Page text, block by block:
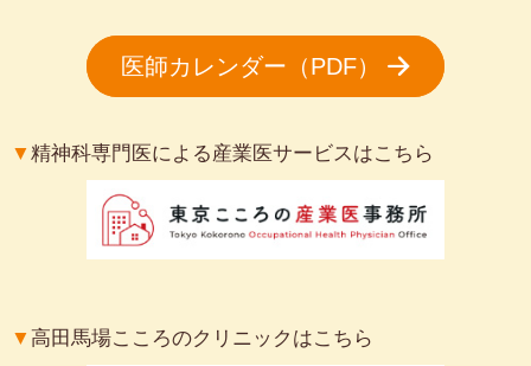
医師カレンダー（PDF）
▼精神科専門医による産業医サービスはこちら
▼高田馬場こころのクリニックはこちら